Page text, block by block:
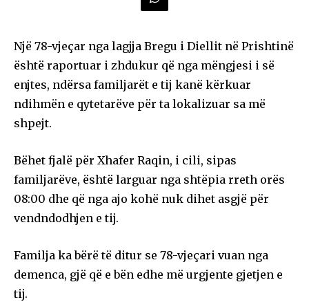
Një 78-vjeçar nga lagjja Bregu i Diellit në Prishtinë
është raportuar i zhdukur që nga mëngjesi i së
enjtes, ndërsa familjarët e tij kanë kërkuar
ndihmën e qytetarëve për ta lokalizuar sa më
shpejt.
Bëhet fjalë për Xhafer Raqin, i cili, sipas
familjarëve, është larguar nga shtëpia rreth orës
08:00 dhe që nga ajo kohë nuk dihet asgjë për
vendndodhjen e tij.
Familja ka bërë të ditur se 78-vjeçari vuan nga
demenca, gjë që e bën edhe më urgjente gjetjen e
tij.